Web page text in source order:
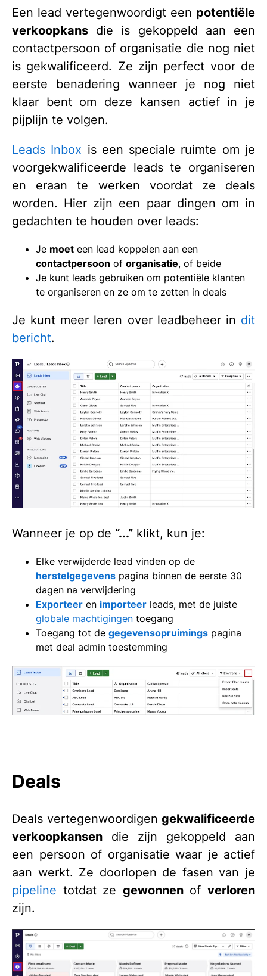
Een lead vertegenwoordigt een potentiële
verkoopkans die is gekoppeld aan een
contactpersoon of organisatie die nog niet
is gekwalificeerd. Ze zijn perfect voor de
eerste benadering wanneer je nog niet
klaar bent om deze kansen actief in je
pijplijn te volgen.
Leads Inbox is een speciale ruimte om je
voorgekwalificeerde leads te organiseren
en eraan te werken voordat ze deals
worden. Hier zijn een paar dingen om in
gedachten te houden over leads:
Je moet een lead koppelen aan een
contactpersoon of organisatie, of beide
Je kunt leads gebruiken om potentiële klanten
te organiseren en ze om te zetten in deals
Je kunt meer leren over leadbeheer in dit
bericht.
Wanneer je op de “...” klikt, kun je:
Elke verwijderde lead vinden op de
herstelgegevens pagina binnen de eerste 30
dagen na verwijdering
Exporteer en importeer leads, met de juiste
globale machtigingen toegang
Toegang tot de gegevensopruimings pagina
met deal admin toestemming
Deals
Deals vertegenwoordigen gekwalificeerde
verkoopkansen die zijn gekoppeld aan
een persoon of organisatie waar je actief
aan werkt. Ze doorlopen de fasen van je
pipeline totdat ze gewonnenofverloren
zijn.